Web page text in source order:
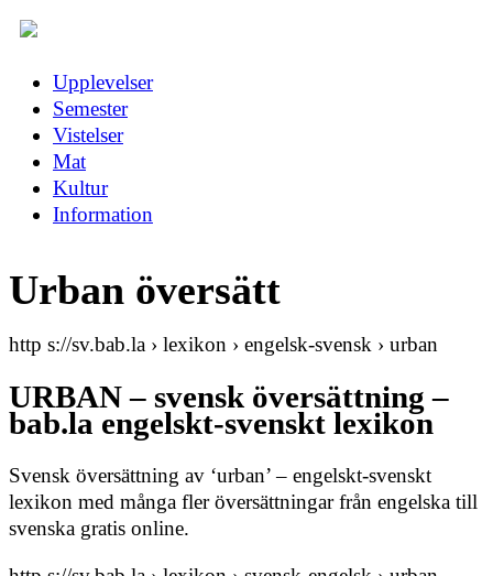
Upplevelser
Semester
Vistelser
Mat
Kultur
Information
Urban översätt
http s://sv.bab.la › lexikon › engelsk-svensk › urban
URBAN – svensk översättning –
bab.la engelskt-svenskt lexikon
Svensk översättning av ‘urban’ – engelskt-svenskt
lexikon med många fler översättningar från engelska till
svenska gratis online.